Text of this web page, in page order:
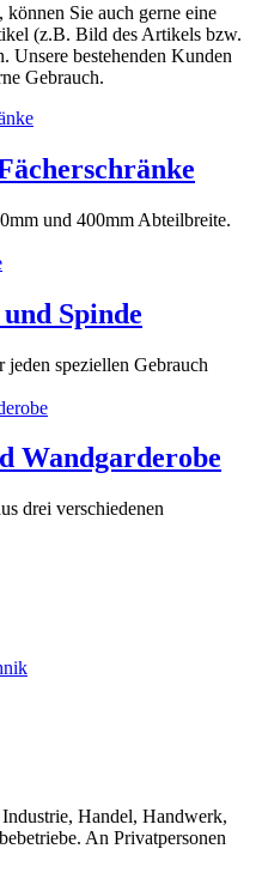
Sie auch gerne eine
(z.B. Bild des Artikels bzw.
Unsere bestehenden Kunden
Gebrauch.
und 400mm Abteilbreite.
Spinde
speziellen Gebrauch
Wandgarderobe
drei verschiedenen
Handel, Handwerk,
An Privatpersonen